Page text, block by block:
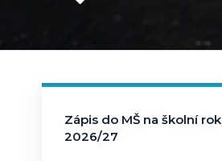
Zápis do MŠ na školní rok
2026/27